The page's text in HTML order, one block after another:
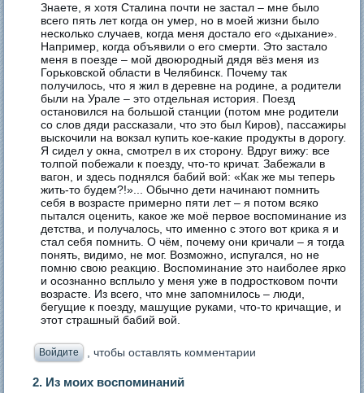
Знаете, я хотя Сталина почти не застал – мне было
всего пять лет когда он умер, но в моей жизни было
несколько случаев, когда меня достало его «дыхание».
Например, когда объявили о его смерти. Это застало
меня в поезде – мой двоюродный дядя вёз меня из
Горьковской области в Челябинск. Почему так
получилось, что я жил в деревне на родине, а родители
были на Урале – это отдельная история. Поезд
остановился на большой станции (потом мне родители
со слов дяди рассказали, что это был Киров), пассажиры
выскочили на вокзал купить кое-какие продукты в дорогу.
Я сидел у окна, смотрел в их сторону. Вдруг вижу: все
толпой побежали к поезду, что-то кричат. Забежали в
вагон, и здесь поднялся бабий вой: «Как же мы теперь
жить-то будем?!»... Обычно дети начинают помнить
себя в возрасте примерно пяти лет – я потом всяко
пытался оценить, какое же моё первое воспоминание из
детства, и получалось, что именно с этого вот крика я и
стал себя помнить. О чём, почему они кричали – я тогда
понять, видимо, не мог. Возможно, испугался, но не
помню свою реакцию. Воспоминание это наиболее ярко
и осознанно всплыло у меня уже в подростковом почти
возрасте. Из всего, что мне запомнилось – люди,
бегущие к поезду, машущие руками, что-то кричащие, и
этот страшный бабий вой.
Войдите , чтобы оставлять комментарии
2. Из моих воспоминаний